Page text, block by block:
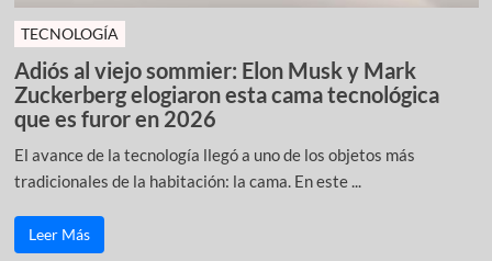
TECNOLOGÍA
Adiós al viejo sommier: Elon Musk y Mark
Zuckerberg elogiaron esta cama tecnológica
que es furor en 2026
El avance de la tecnología llegó a uno de los objetos más
tradicionales de la habitación: la cama. En este ...
Leer Más